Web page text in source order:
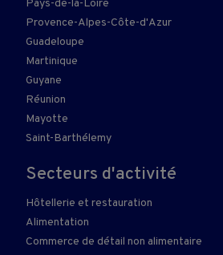
Pays-de-la-Loire
Provence-Alpes-Côte-d'Azur
Guadeloupe
Martinique
Guyane
Réunion
Mayotte
Saint-Barthélemy
Secteurs d'activité
Hôtellerie et restauration
Alimentation
Commerce de détail non alimentaire